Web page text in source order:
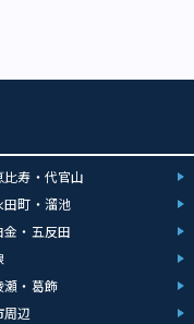
寿・代官山
田町・溜池
金・五反田
瀬・葛飾
周辺